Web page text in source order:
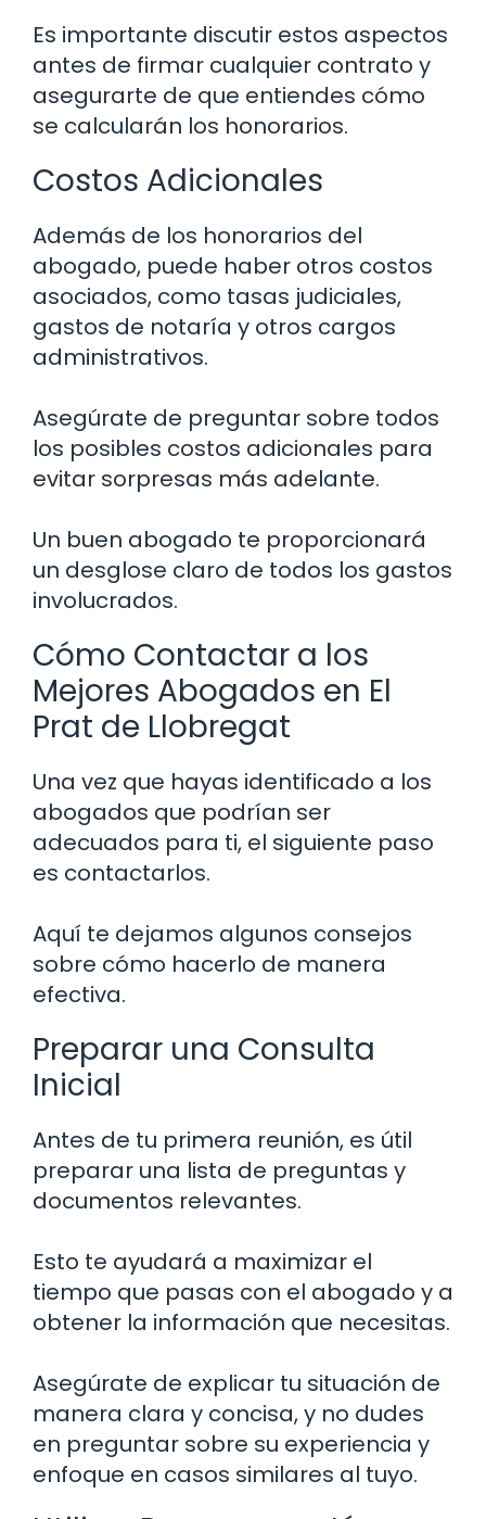
Es importante discutir estos aspectos
antes de firmar cualquier contrato y
asegurarte de que entiendes cómo
se calcularán los honorarios.
Costos Adicionales
Además de los honorarios del
abogado, puede haber otros costos
asociados, como tasas judiciales,
gastos de notaría y otros cargos
administrativos.
Asegúrate de preguntar sobre todos
los posibles costos adicionales para
evitar sorpresas más adelante.
Un buen abogado te proporcionará
un desglose claro de todos los gastos
involucrados.
Cómo Contactar a los
Mejores Abogados en El
Prat de Llobregat
Una vez que hayas identificado a los
abogados que podrían ser
adecuados para ti, el siguiente paso
es contactarlos.
Aquí te dejamos algunos consejos
sobre cómo hacerlo de manera
efectiva.
Preparar una Consulta
Inicial
Antes de tu primera reunión, es útil
preparar una lista de preguntas y
documentos relevantes.
Esto te ayudará a maximizar el
tiempo que pasas con el abogado y a
obtener la información que necesitas.
Asegúrate de explicar tu situación de
manera clara y concisa, y no dudes
en preguntar sobre su experiencia y
enfoque en casos similares al tuyo.